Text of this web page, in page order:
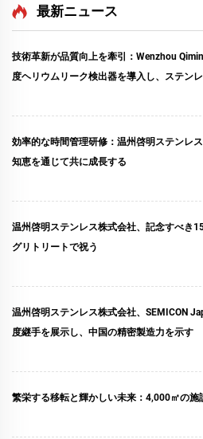
レススプリングクランプ
最新ニュース
技術革新が品質向上を牽引：Wenzhou
度ヘリウムリーク検出器を導入し、ステン
効率的な時間管理研修：温州啓明ステンレ
知恵を通じて共に成長する
温州啓明ステンレス株式会社、記念すべき
グリトリートで祝う
温州啓明ステンレス株式会社、SEMICON
度継手を展示し、中国の精密製造力を示す
繁栄する移転と輝かしい未来：4,000㎡の施